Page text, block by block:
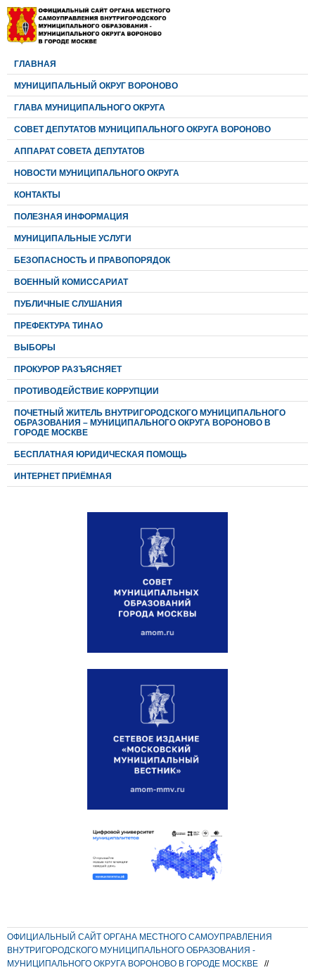
ГЛАВНАЯ
МУНИЦИПАЛЬНЫЙ ОКРУГ ВОРОНОВО
ГЛАВА МУНИЦИПАЛЬНОГО ОКРУГА
CОВЕТ ДЕПУТАТОВ МУНИЦИПАЛЬНОГО ОКРУГА ВОРОНОВО
АППАРАТ СОВЕТА ДЕПУТАТОВ
НОВОСТИ МУНИЦИПАЛЬНОГО ОКРУГА
КОНТАКТЫ
ПОЛЕЗНАЯ ИНФОРМАЦИЯ
МУНИЦИПАЛЬНЫЕ УСЛУГИ
БЕЗОПАСНОСТЬ И ПРАВОПОРЯДОК
ВОЕННЫЙ КОМИССАРИАТ
ПУБЛИЧНЫЕ СЛУШАНИЯ
ПРЕФЕКТУРА ТИНАО
ВЫБОРЫ
ПРОКУРОР РАЗЪЯСНЯЕТ
ПРОТИВОДЕЙСТВИЕ КОРРУПЦИИ
ПОЧЕТНЫЙ ЖИТЕЛЬ ВНУТРИГОРОДСКОГО МУНИЦИПАЛЬНОГО
ОБРАЗОВАНИЯ – МУНИЦИПАЛЬНОГО ОКРУГА ВОРОНОВО В
ГОРОДЕ МОСКВЕ
БЕСПЛАТНАЯ ЮРИДИЧЕСКАЯ ПОМОЩЬ
ИНТЕРНЕТ ПРИЁМНАЯ
ОФИЦИАЛЬНЫЙ САЙТ ОРГАНА МЕСТНОГО САМОУПРАВЛЕНИЯ
ВНУТРИГОРОДСКОГО МУНИЦИПАЛЬНОГО ОБРАЗОВАНИЯ -
МУНИЦИПАЛЬНОГО ОКРУГА ВОРОНОВО В ГОРОДЕ МОСКВЕ
//